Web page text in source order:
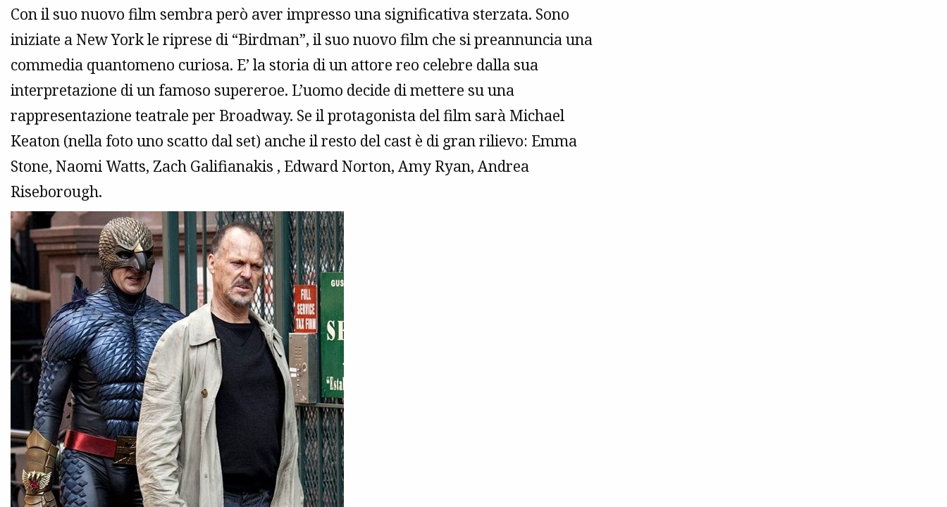
Con il suo nuovo film sembra però aver impresso una significativa sterzata. Sono
iniziate a New York le riprese di “Birdman”, il suo nuovo film che si preannuncia una
commedia quantomeno curiosa. E’ la storia di un attore reo celebre dalla sua
interpretazione di un famoso supereroe. L’uomo decide di mettere su una
rappresentazione teatrale per Broadway. Se il protagonista del film sarà Michael
Keaton (nella foto uno scatto dal set) anche il resto del cast è di gran rilievo: Emma
Stone, Naomi Watts, Zach Galifianakis , Edward Norton, Amy Ryan, Andrea
Riseborough.